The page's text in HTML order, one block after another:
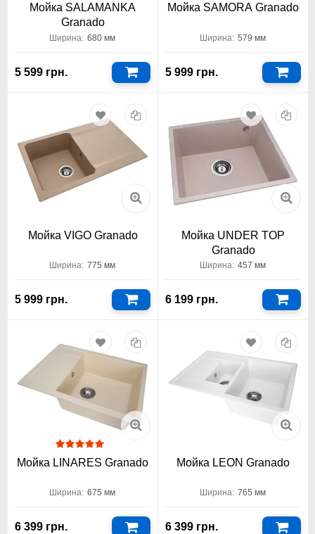
Мойка SALAMANKA
Granado
Ширина: 680 мм
5 599 грн.
Мойка SAMORA Granado
Ширина: 579 мм
5 999 грн.
Мойка VIGO Granado
Ширина: 775 мм
5 999 грн.
Мойка UNDER TOP
Granado
Ширина: 457 мм
6 199 грн.
Мойка LINARES Granado
Ширина: 675 мм
6 399 грн.
Мойка LEON Granado
Ширина: 765 мм
6 399 грн.